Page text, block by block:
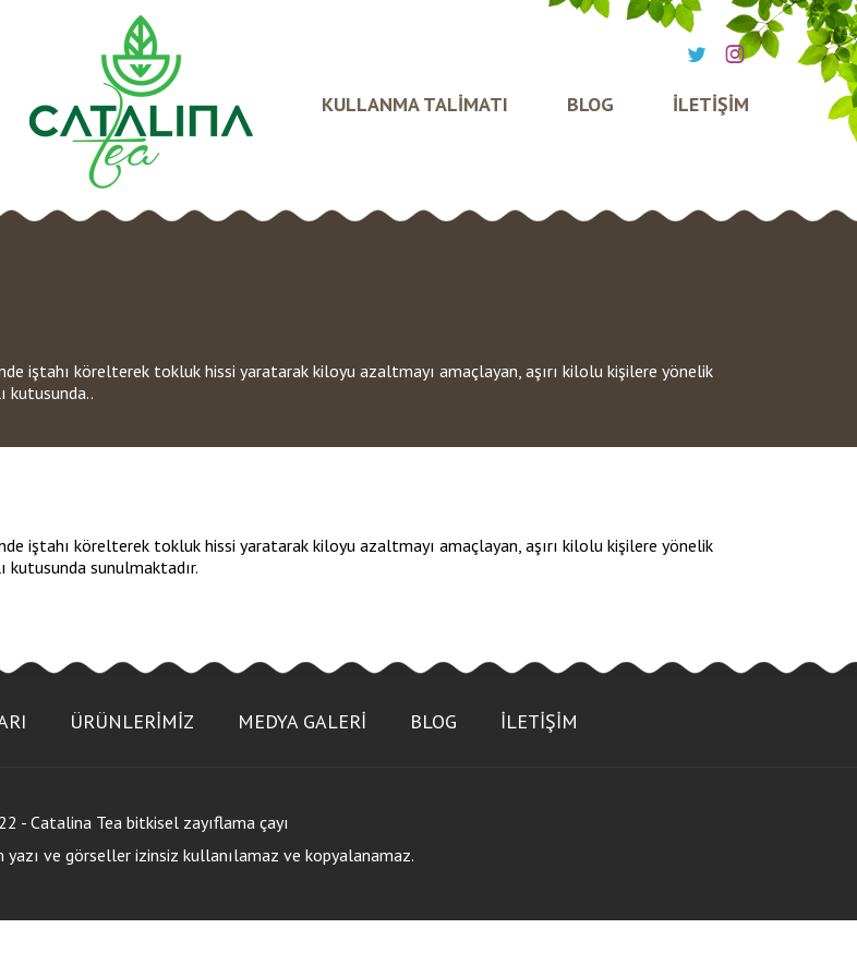
KULLANMA TALİMATI BLOG İLETİŞİM
iştahı körelterek tokluk hissi yaratarak kiloyu azaltmayı amaçlayan, aşırı kilolu kişilere yönelik
kutusunda..
iştahı körelterek tokluk hissi yaratarak kiloyu azaltmayı amaçlayan, aşırı kilolu kişilere yönelik
kutusunda sunulmaktadır.
ÜRÜNLERİMİZ MEDYA GALERİ BLOG İLETİŞİM
- Catalina Tea bitkisel zayıflama çayı
ve görseller izinsiz kullanılamaz ve kopyalanamaz.